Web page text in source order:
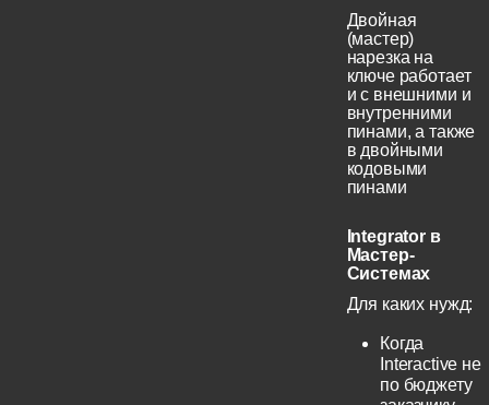
Двойная
(мастер)
нарезка на
ключе работает
и с внешними и
внутренними
пинами, а также
в двойными
кодовыми
пинами
Integrator в
Мастер-
Системах
Для каких нужд:
Когда
Interactive не
по бюджету